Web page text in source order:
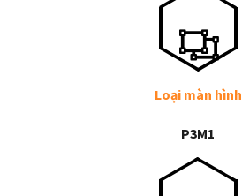
Loại màn hình
P3M1